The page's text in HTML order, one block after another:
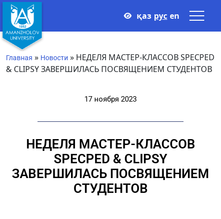
қаз рус en
Главная » Новости » НЕДЕЛЯ МАСТЕР-КЛАССОВ SPECPED
& CLIPSY ЗАВЕРШИЛАСЬ ПОСВЯЩЕНИЕМ СТУДЕНТОВ
17 ноября 2023
НЕДЕЛЯ МАСТЕР-КЛАССОВ
SPECPED & CLIPSY
ЗАВЕРШИЛАСЬ ПОСВЯЩЕНИЕМ
СТУДЕНТОВ